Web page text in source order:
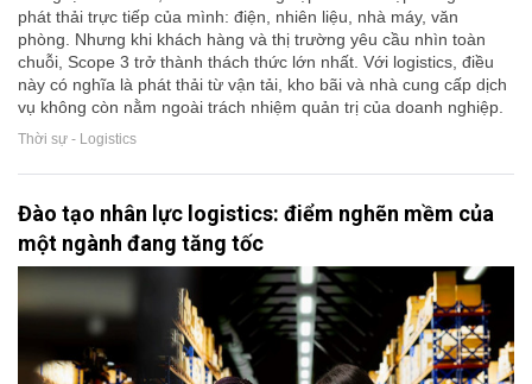
phát thải trực tiếp của mình: điện, nhiên liệu, nhà máy, văn
phòng. Nhưng khi khách hàng và thị trường yêu cầu nhìn toàn
chuỗi, Scope 3 trở thành thách thức lớn nhất. Với logistics, điều
này có nghĩa là phát thải từ vận tải, kho bãi và nhà cung cấp dịch
vụ không còn nằm ngoài trách nhiệm quản trị của doanh nghiệp.
Thời sự - Logistics
Đào tạo nhân lực logistics: điểm nghẽn mềm của
một ngành đang tăng tốc